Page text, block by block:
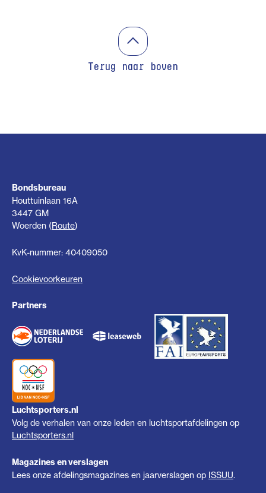
Terug naar boven
Bondsbureau
Houttuinlaan 16A
3447 GM
Woerden (Route)
KvK-nummer: 40409050
Cookievoorkeuren
Partners
Luchtsporters.nl
Volg de verhalen van onze leden en luchtsportafdelingen op
Luchtsporters.nl
Magazines en verslagen
Lees onze afdelingsmagazines en jaarverslagen op ISSUU.